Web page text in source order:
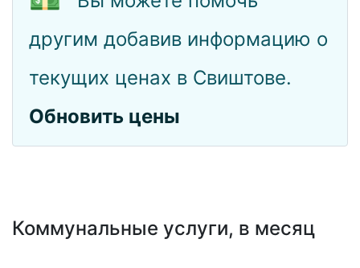
другим добавив информацию о
текущих ценах в Свиштове.
Обновить цены
Коммунальные услуги, в месяц